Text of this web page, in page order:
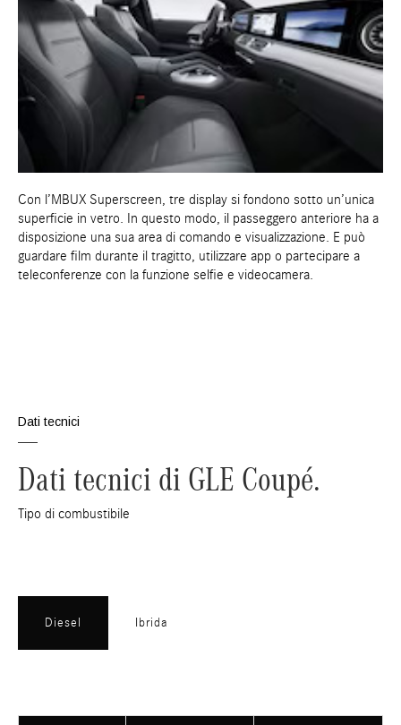
Con l’MBUX Superscreen, tre display si fondono sotto un’unica
superficie in vetro. In questo modo, il passeggero anteriore ha a
disposizione una sua area di comando e visualizzazione. E può
guardare film durante il tragitto, utilizzare app o partecipare a
teleconferenze con la funzione selfie e videocamera.
Dati tecnici
Dati tecnici di GLE Coupé.
Tipo di combustibile
Diesel Ibrida